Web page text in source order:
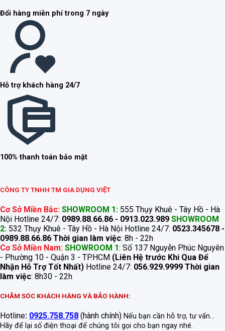
Đổi hàng miễn phí trong 7 ngày
Hỗ trợ khách hàng 24/7
100% thanh toán bảo mật
CÔNG TY TNHH TM GIA DỤNG VIỆT
Cơ Sở Miền Bắc: SHOWROOM 1: 555 Thụy Khuê - Tây Hồ - Hà
Nội Hotline 24/7: 0989.88.66.86 - 0913.023.989 SHOWROOM
2: 532 Thụy Khuê - Tây Hồ - Hà Nội Hotline 24/7: 0523.345678 -
0989.88.66.86 Thời gian làm việc: 8h - 22h
Cơ Sở Miền Nam: SHOWROOM 1: Số 137 Nguyễn Phúc Nguyên
- Phường 10 - Quận 3 - TP.HCM (Liên Hệ trước Khi Qua Để
Nhận Hỗ Trợ Tốt Nhất) Hotline 24/7: 056.929.9999 Thời gian
làm việc: 8h30 - 22h
CHĂM SÓC KHÁCH HÀNG VÀ BẢO HÀNH:
Hotline: 0925.758.758 (hành chính) Nếu bạn cần hỗ trợ, tư vấn...
Hãy để lại số điện thoại để chúng tôi gọi cho bạn ngay nhé.